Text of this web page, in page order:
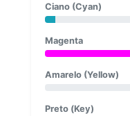
Ciano (Cyan)
Magenta
Amarelo (Yellow)
Preto (Key)